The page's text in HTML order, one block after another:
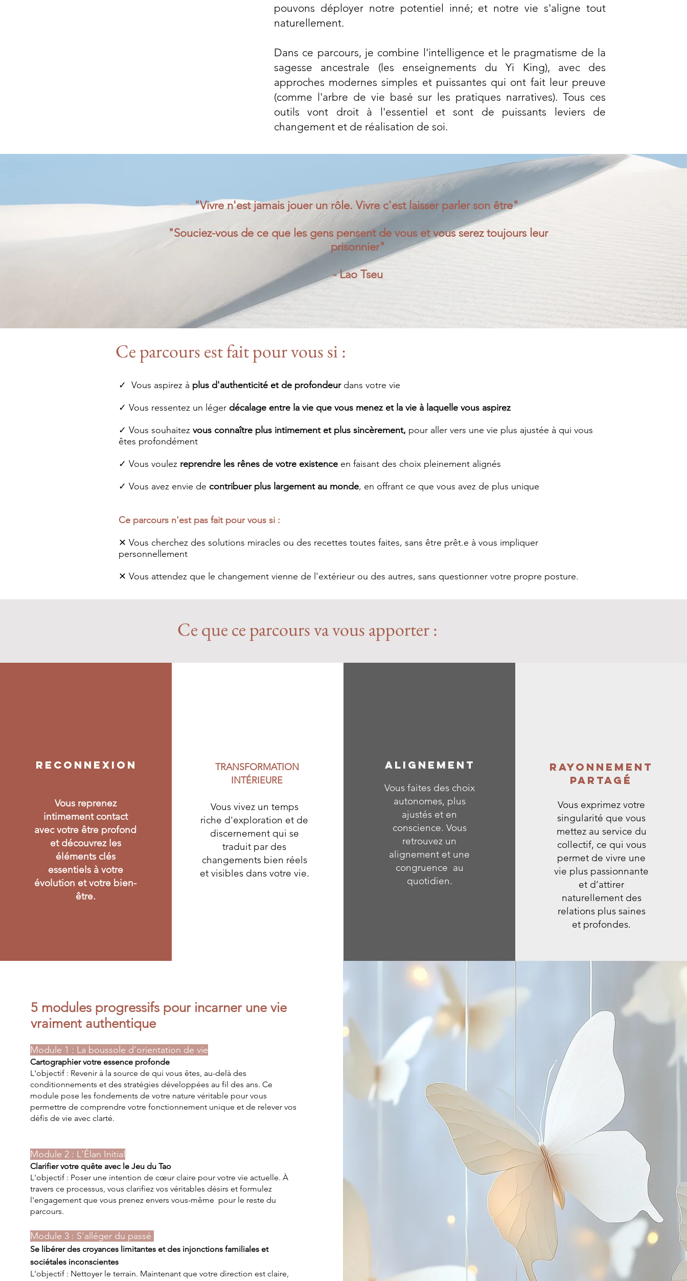
pouvons déployer notre potentiel inné; et notre vie s'aligne tout
naturellement.
Dans ce parcours, je combine l'intelligence et le pragmatisme de la
sagesse ancestrale (les enseignements du Yi King), avec des
approches modernes simples et puissantes qui ont fait leur preuve
(comme l'arbre de vie basé sur les pratiques narratives). Tous ces
outils vont droit à l'essentiel et sont de puissants leviers de
changement et de réalisation de soi.
"Vivre n'est jamais jouer un rôle. Vivre c'est laisser parler son être"
"Souciez-vous de ce que les gens pensent de vous et vous serez toujours leur
prisonnier"
- Lao Tseu
Ce parcours est fait pour vous si :
✓ Vous aspirez à plus d'authenticité et de profondeurdans votre vie
✓ Vous ressentez un léger décalage entre la vie que vous menez et la vie à laquelle vous aspirez
✓ Vous souhaitez vous connaître plus intimement et plus sincèrement, pour aller vers une vie plus ajustée à qui vous
êtes profondément
✓ Vous voulez reprendre les rênes de votre existence en faisant des choix pleinement alignés
✓ Vous avez envie de contribuer plus largement au monde, en offrant ce que vous avez de plus unique
Ce parcours n'est pas fait pour vous si :
✕ Vous cherchez des solutions miracles ou des recettes toutes faites, sans être prêt.e à vous impliquer
personnellement
✕ Vous attendez que le changement vienne de l'extérieur ou des autres, sans questionner votre propre posture.
Ce que ce parcours va vous apporter :
RECONNEXION
Vous reprenez
intimement contact
avec votre être profond
et découvrez les
éléments clés
essentiels à votre
évolution et votre bien-
être.
TRANSFORMATION
INTÉRIEURE
Vous vivez un temps
riche d'exploration et de
discernement qui se
traduit par des
changements bien réels
et visibles dans votre vie.
ALIGNEMENT
Vous faites des choix
autonomes, plus
ajustés et en
conscience. Vous
retrouvez un
alignement et une
congruence au
quotidien.
RAYONNEMENT
PARTAGÉ
Vous exprimez votre
singularité que vous
mettez au service du
collectif, ce qui vous
permet de vivre une
vie plus passionnante
et d’attirer
naturellement des
relations plus saines
et profondes.
5 modules progressifs pour incarner une vie
vraiment authentique
Module 1 : La boussole d'orientation de vie
Cartographier votre essence profonde
L'objectif : Revenir à la source de qui vous êtes, au-delà des
conditionnements et des stratégies développées au fil des ans. Ce
module pose les fondements de votre nature véritable pour vous
permettre de comprendre votre fonctionnement unique et de relever vos
défis de vie avec clarté.
Module 2 : L'Élan Initial
Clarifier votre quête avec le Jeu du Tao
L'objectif : Poser une intention de cœur claire pour votre vie actuelle. À
travers ce processus, vous clarifiez vos véritables désirs et formulez
l'engagement que vous prenez envers vous-même pour le reste du
parcours.
Module 3 : S'alléger du passé
Se libérer des croyances limitantes et des injonctions familiales et
sociétales inconscientes
L'objectif : Nettoyer le terrain. Maintenant que votre direction est claire,